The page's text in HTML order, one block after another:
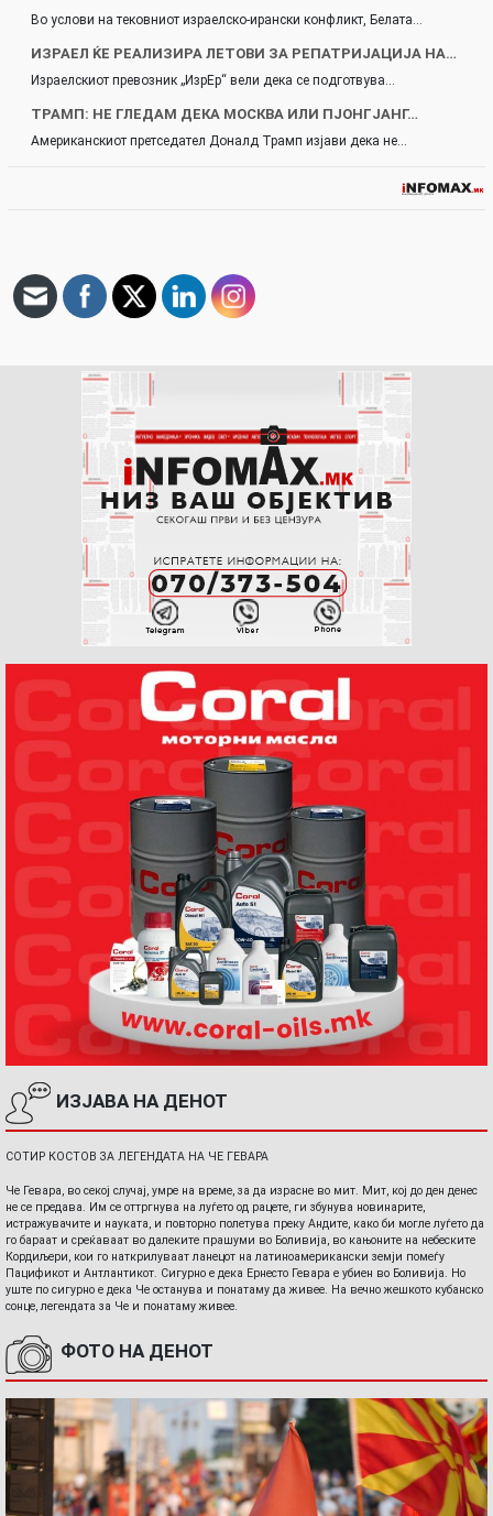
Во услови на тековниот израелско-ирански конфликт, Белата…
ИЗРАЕЛ ЌЕ РЕАЛИЗИРА ЛЕТОВИ ЗА РЕПАТРИЈАЦИЈА НА…
Израелскиот превозник „ИзрЕр“ вели дека се подготвува…
ТРАМП: НЕ ГЛЕДАМ ДЕКА МОСКВА ИЛИ ПЈОНГЈАНГ…
Американскиот претседател Доналд Трамп изјави дека не…
ИЗЈАВА НА ДЕНОТ
СОТИР КОСТОВ ЗА ЛЕГЕНДАТА НА ЧЕ ГЕВАРА
Че Гевара, во секој случај, умре на време, за да израсне во мит. Мит, кој до ден денес
не се предава. Им се оттргнува на луѓето од рацете, ги збунува новинарите,
истражувачите и науката, и повторно полетува преку Андите, како би могле луѓето да
го бараат и среќаваат во далеките прашуми во Боливија, во кањоните на небеските
Кордиљери, кои го наткрилуваат ланецот на латиноамерикански земји помеѓу
Пацификот и Антлантикот. Сигурно е дека Ернесто Гевара е убиен во Боливија. Но
уште по сигурно е дека Че останува и понатаму да живее. На вечно жешкото кубанско
сонце, легендата за Че и понатаму живее.
ФОТО НА ДЕНОТ